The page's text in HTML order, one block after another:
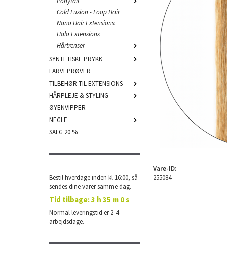
Cold Fusion - Loop Hair
Nano Hair Extensions
Halo Extensions
Hårtrenser
SYNTETISKE PRYKK
FARVEPRØVER
TILBEHØR TIL EXTENSIONS
HÅRPLEJE & STYLING
ØYENVIPPER
NEGLE
SALG 20 %
Bestil hverdage inden kl 16:00, så
sendes dine varer samme dag.
Tid tilbage:3 h 34 m 59 s
Normal leveringstid er 2-4
arbejdsdage.
Vare-ID:
255084